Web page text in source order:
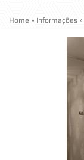
Home » Informações »